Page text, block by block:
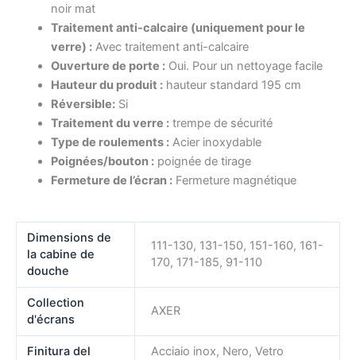
noir mat
Traitement anti-calcaire (uniquement pour le
verre) :Avec traitement anti-calcaire
Ouverture de porte :Oui. Pour un nettoyage facile
Hauteur du produit :hauteur standard 195 cm
Réversible:Si
Traitement du verre :trempe de sécurité
Type de roulements :Acier inoxydable
Poignées/bouton :poignée de tirage
Fermeture de l’écran :Fermeture magnétique
Dimensions de
la cabine de
douche
111-130, 131-150, 151-160, 161-
170, 171-185, 91-110
Collection
d'écrans
AXER
Finitura del
Acciaio inox, Nero, Vetro